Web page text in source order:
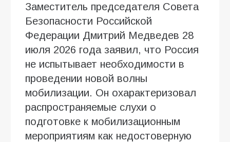
Заместитель председателя Совета
Безопасности Российской
Федерации Дмитрий Медведев 28
июля 2026 года заявил, что Россия
не испытывает необходимости в
проведении новой волны
мобилизации. Он охарактеризовал
распространяемые слухи о
подготовке к мобилизационным
мероприятиям как недостоверную